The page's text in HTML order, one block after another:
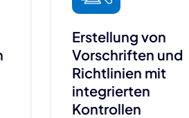
Erstellung von
Vorschriften und
Richtlinien mit
integrierten
Kontrollen